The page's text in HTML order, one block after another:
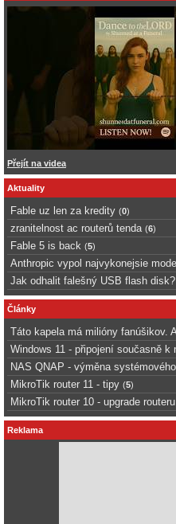
Přejít na videa
Aktuality
Fable uz len za kredity (0)
zranitelnost ac routerů tenda (6)
Fable 5 is back (5)
Anthropic vypol najvykonejsie
Jak odhalit falešný USB flash disk?
Články
Táto kapela má milióny fanúšikov.
Windows 11 - připojení současně k
NAS QNAP - výměna
MikroTik router 11 - tipy (5)
MikroTik router 10 - upgrade routeru
Reklama